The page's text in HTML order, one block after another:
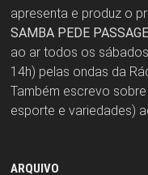
apresenta e produz o
SAMBA PEDE
ao ar todos os
14h) pelas ondas da
Também escrevo
esporte e variedades)
ARQUIVO